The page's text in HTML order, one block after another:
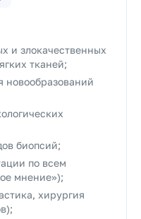
и злокачественных
тканей;
новообразований
биопсий;
по всем
мнение»);
хирургия